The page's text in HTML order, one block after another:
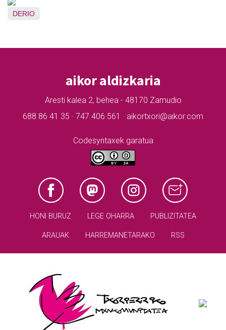
DERIO
aikor aldizkaria
Aresti kalea 2, behea - 48170 Zamudio
688 86 41 35 · 747 406 561 · aikortxori@aikor.com
Codesyntaxek garatua
HONI BURUZ LEGE OHARRA PUBLIZITATEA
ARAUAK HARREMANETARAKO RSS